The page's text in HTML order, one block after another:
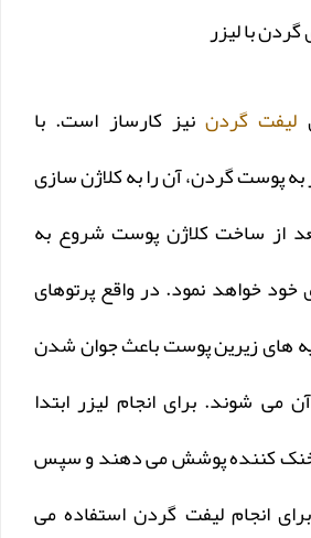
با لیزر
لیفت گردن نیز کارساز است. با
به پوست گردن، آن را به کلاژن سازی
از ساخت کلاژن پوست شروع به
خود خواهد نمود. در واقع پرتوهای
های زیرین پوست باعث جوان شدن
شوند. برای انجام لیزر ابتدا
خنک کننده پوشش می دهند و سپس
انجام لیفت گردن استفاده می